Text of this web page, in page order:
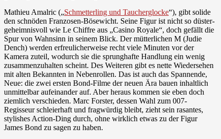
Mathieu Amalric („Schmetterling und Taucherglocke“), gibt solide
den schnöden Franzosen-Bösewicht. Seine Figur ist nicht so düster-
geheimnisvoll wie Le Chiffre aus „Casino Royale“, doch gefällt die
Spur von Wahnsinn in seinem Blick. Der mütterlichen M (Judie
Dench) werden erfreulicherweise recht viele Minuten vor der
Kamera zuteil, wodurch sie die sprunghafte Handlung ein wenig
zusammenzuhalten scheint. Des Weiteren gibt es nette Wiedersehen
mit alten Bekannten in Nebenrollen. Das ist auch das Spannende,
Neue: die zwei ersten Bond-Filme der neuen Ära bauen inhaltlich
unmittelbar aufeinander auf. Aber heraus kommen sie eben doch
ziemlich verschieden. Marc Forster, dessen Wahl zum 007-
Regisseur schleierhaft und fragwürdig bleibt, zieht sein rasantes,
stylishes Action-Ding durch, ohne wirklich etwas zu der Figur
James Bond zu sagen zu haben.